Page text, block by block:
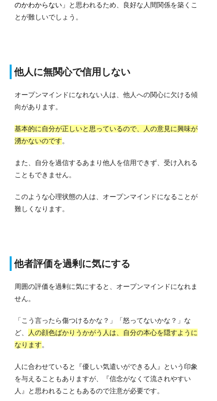
のかわからない」
と思われるため、良好な人間関係を築くこ
とが難しいでしょう。
他人に無関心で信用しない
オープンマインドになれない人は、他人への関心に欠ける傾
向があります。
基本的に自分が正しいと思っているので、人の意見に興味が
湧かないのです。
また、自分を過信するあまり他人を信用できず、受け入れる
こともできません。
このような心理状態の人は、オープンマインドになることが
難しくなります。
他者評価を過剰に気にする
周囲の評価を過剰に気にすると、オープンマインドになれま
せん。
「こう言ったら傷つけるかな？」「怒ってないかな？」な
ど、
人の顔色ばかりうかがう人は、自分の本心を隠すように
なります。
人に合わせていると『優しい気遣いができる人』という印象
を与えることもありますが、『信念がなくて流されやすい
人』と思われることもあるので注意が必要です。